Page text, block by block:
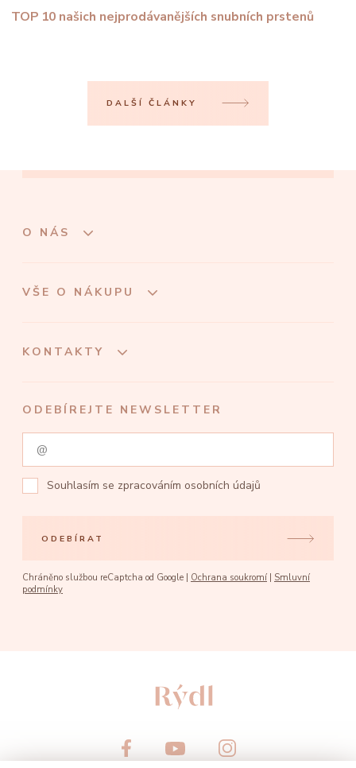
TOP 10 našich nejprodávanějších snubních prstenů
DALŠÍ ČLÁNKY
O NÁS
VŠE O NÁKUPU
KONTAKTY
ODEBÍREJTE NEWSLETTER
Souhlasím se zpracováním osobních údajů
ODEBÍRAT
Chráněno službou reCaptcha od Google | Ochrana soukromí
Smluvní
podmínky